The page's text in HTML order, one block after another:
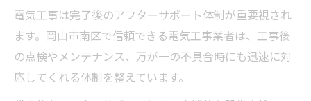
電気工事は完了後のアフターサポート体制が重要視され
ます。岡山市南区で信頼できる電気工事業者は、工事後
の点検やメンテナンス、万が一の不具合時にも迅速に対
応してくれる体制を整えています。